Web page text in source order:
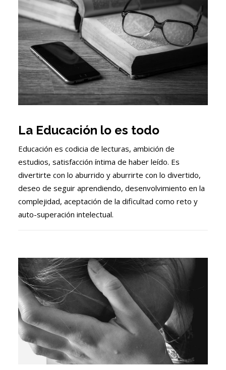
La Educación lo es todo
Educación es codicia de lecturas, ambición de
estudios, satisfacción íntima de haber leído. Es
divertirte con lo aburrido y aburrirte con lo divertido,
deseo de seguir aprendiendo, desenvolvimiento en la
complejidad, aceptación de la dificultad como reto y
auto-superación intelectual.